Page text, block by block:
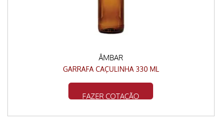
ÂMBAR
GARRAFA CAÇULINHA 330 ML
FAZER COTAÇÃO